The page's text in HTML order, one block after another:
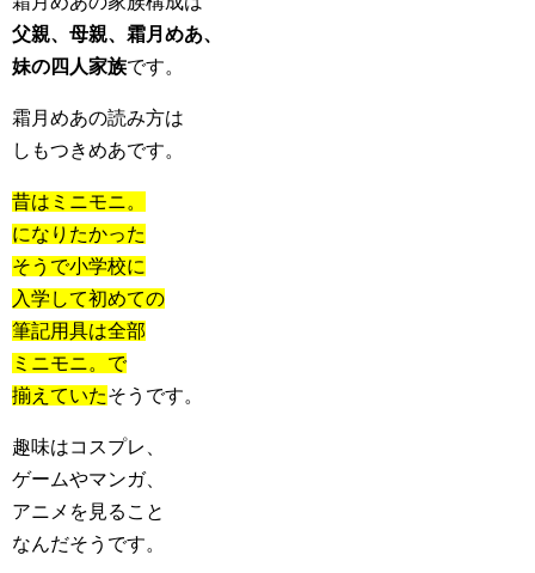
父親、母親、霜月めあ、
妹の四人家族です。
霜月めあの読み方は
しもつきめあです。
昔はミニモニ。
になりたかった
そうで小学校に
入学して初めての
筆記用具は全部
ミニモニ。で
揃えていたそうです。
趣味はコスプレ、
ゲームやマンガ、
アニメを見ること
なんだそうです。